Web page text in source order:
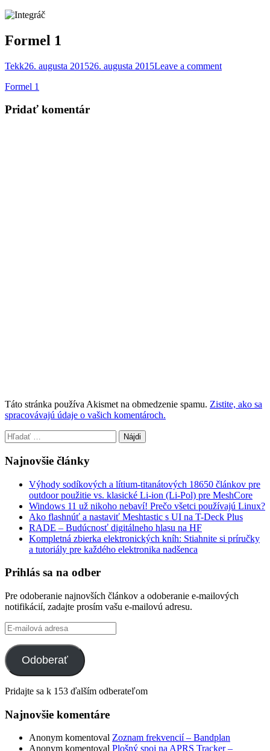
Formel 1
Tekk26. augusta 201526. augusta 2015Leave a comment
Formel 1
Pridať komentár
Táto stránka používa Akismet na obmedzenie spamu. Zistite, ako sa
spracovávajú údaje o vašich komentároch.
Hľadať:
Najnovšie články
Výhody sodíkových a lítium-titanátových 18650 článkov pre
outdoor použitie vs. klasické Li-ion (Li-Pol) pre MeshCore
Windows 11 už nikoho nebaví! Prečo všetci používajú Linux?
Ako flashnúť a nastaviť Meshtastic s UI na T-Deck Plus
RADE – Budúcnosť digitálneho hlasu na HF
Kompletná zbierka elektronických kníh: Stiahnite si príručky
a tutoriály pre každého elektronika nadšenca
Prihlás sa na odber
Pre odoberanie najnovších článkov a odoberanie e-mailových
notifikácií, zadajte prosím vašu e-mailovú adresu.
E-
mailová
adresa
Odoberať
Pridajte sa k 153 ďalším odberateľom
Najnovšie komentáre
Anonym komentoval Zoznam frekvencií – Bandplan
Anonym komentoval Plošný spoj na APRS Tracker –